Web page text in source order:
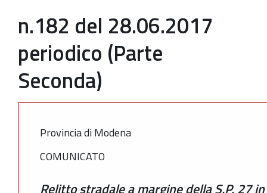
n.182 del 28.06.2017
periodico (Parte
Seconda)
Provincia di Modena
COMUNICATO
Relitto stradale a margine della S.P. 27